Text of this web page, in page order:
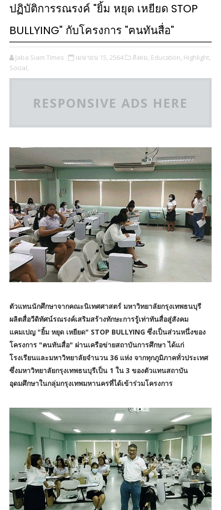
ปฏิบัติการรณรงค์ "ยิ้ม หยุด เหยียด STOP
BULLYING" กับโครงการ "ฅนทันสื่อ"
Jaba Siam Times เมษายน 15, 2564 สังคม, Education, Highlight,
Social,
RESPONSIVE ADS HERE
ตัวแทนนักศึกษาจากคณะนิเทศศาสตร์ มหาวิทยาลัยกรุงเทพธนบุรี
ผลิตสื่อวีดิทัศน์รณรงค์เสริมสร้างทักษะการรู้เท่าทันสื่อสู่สังคม
แคมเปญ "ยิ้ม หยุด เหยียด" STOP BULLYING ซึ่งเป็นส่วนหนึ่งของ
โครงการ "ฅนทันสื่อ" ผ่านเครือข่ายสถาบันการศึกษา ได้แก่
โรงเรียนและมหาวิทยาลัยจำนวน 36 แห่ง จากทุกภูมิภาคทั่วประเทศ
ซึ่งมหาวิทยาลัยกรุงเทพธนบุรีเป็น 1 ใน 3 ของตัวแทนสถาบัน
อุดมศึกษาในกลุ่มกรุงเทพมหานครที่ได้เข้าร่วมโครงการ